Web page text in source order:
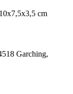
cm
Garching,